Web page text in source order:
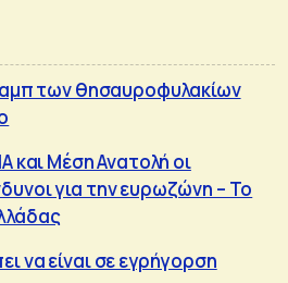
των θησαυροφυλακίων
και Μέση Ανατολή οι
για την ευρωζώνη – Το
να είναι σε εγρήγορση